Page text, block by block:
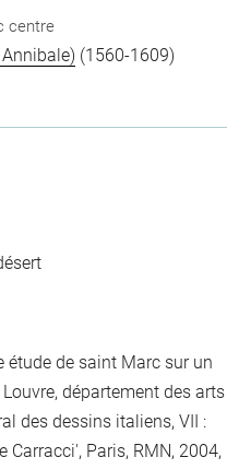
centre
(1560-1609)
étude de saint Marc sur un
département des arts
des dessins italiens, VII :
Carracci', Paris, RMN, 2004,